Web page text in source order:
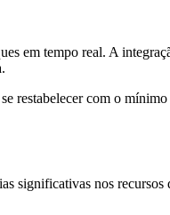
em tempo real. A
restabelecer com o
significativas nos recursos